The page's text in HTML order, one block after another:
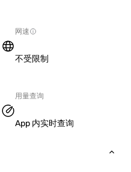
网速
不受限制
用量查询
App 内实时查询